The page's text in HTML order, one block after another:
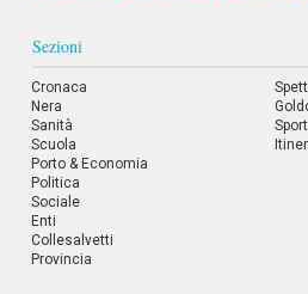
Sezioni
Cronaca
Nera
Sanità
Scuola
Porto & Economia
Politica
Sociale
Enti
Collesalvetti
Provincia
Sport